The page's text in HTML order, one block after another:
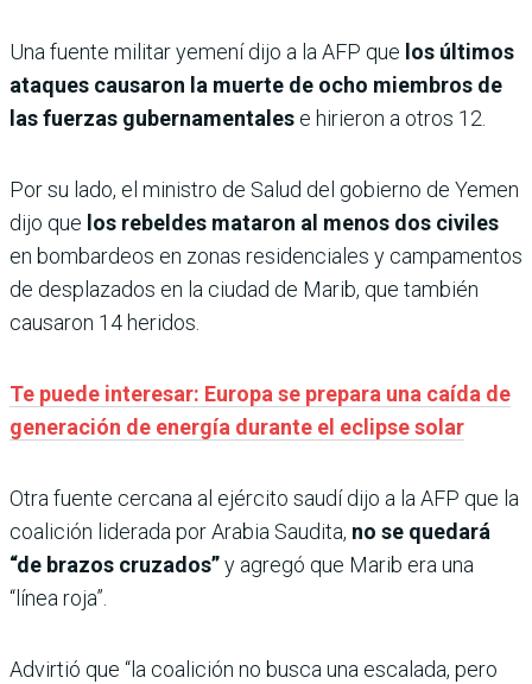
Una fuente militar yemení dijo a la AFP que los últimos
ataques causaron la muerte de ocho miembros de
las fuerzas gubernamentales e hirieron a otros 12.
Por su lado, el ministro de Salud del gobierno de Yemen
dijo que los rebeldes mataron al menos dos civiles
en bombardeos en zonas residenciales y campamentos
de desplazados en la ciudad de Marib, que también
causaron 14 heridos.
Te puede interesar: Europa se prepara una caída de
generación de energía durante el eclipse solar
Otra fuente cercana al ejército saudí dijo a la AFP que la
coalición liderada por Arabia Saudita, no se quedará
“de brazos cruzados”y agregó que Marib era una
“línea roja”.
Advirtió que “la coalición no busca una escalada, pero